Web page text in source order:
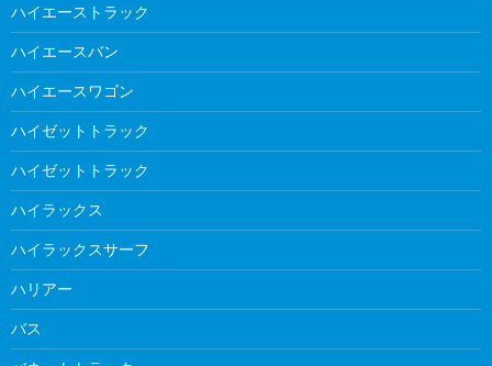
ハイエーストラック
ハイエースバン
ハイエースワゴン
ハイゼットトラック
ハイゼットトラック
ハイラックス
ハイラックスサーフ
ハリアー
バス